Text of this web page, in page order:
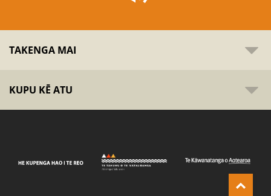
TAKENGA MAI
KUPU KĒ ATU